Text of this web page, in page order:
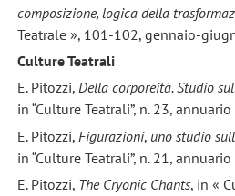
composizione, logica della
Teatrale », 101-102, gennaio-
Culture Teatrali
E. Pitozzi, Della corporeità. Studio
in “Culture Teatrali”, n. 23,
E. Pitozzi, Figurazioni, uno studio
in “Culture Teatrali”, n. 21,
E. Pitozzi, The Cryonic Chants, in «